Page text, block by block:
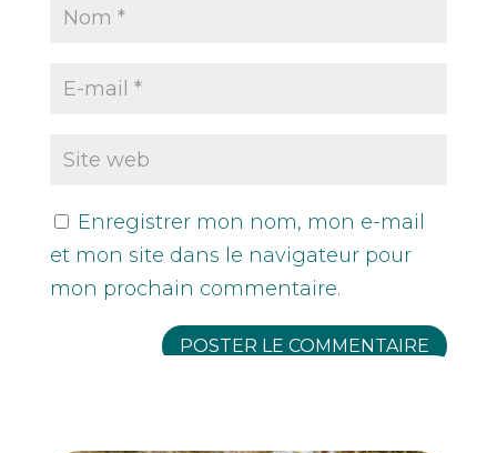
Enregistrer mon nom, mon e-mail
et mon site dans le navigateur pour
mon prochain commentaire.